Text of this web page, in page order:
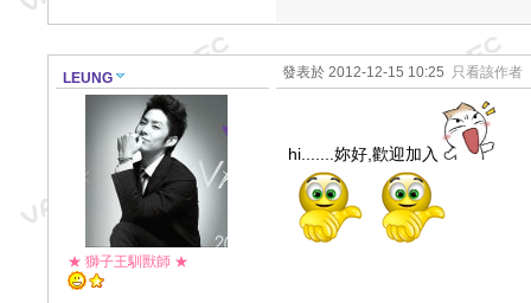
LEUNG
★ 獅子王馴獸師 ★
發表於 2012-12-15 10:25 只看該作者
hi.......妳好,歡迎加入